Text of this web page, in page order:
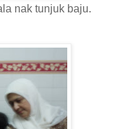
nak tunjuk baju.